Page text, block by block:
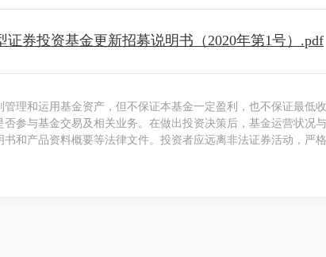
证券投资基金更新招募说明书（2020年第1号）.pdf
理和运用基金资产，但不保证本基金一定盈利，也不保证最低
参与基金交易及相关业务。在做出投资决策后，基金运营状况
和产品资料概要等法律文件。投资者应远离非法证券活动，严